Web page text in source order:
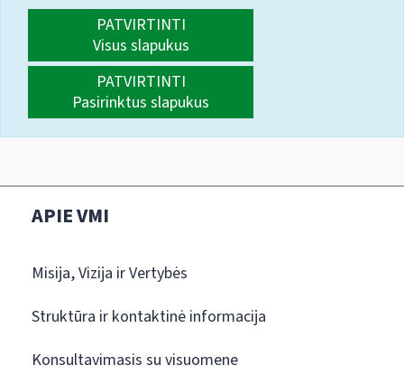
PATVIRTINTI
Visus slapukus
PATVIRTINTI
Pasirinktus slapukus
APIE VMI
Misija, Vizija ir Vertybės
Struktūra ir kontaktinė informacija
Konsultavimasis su visuomene